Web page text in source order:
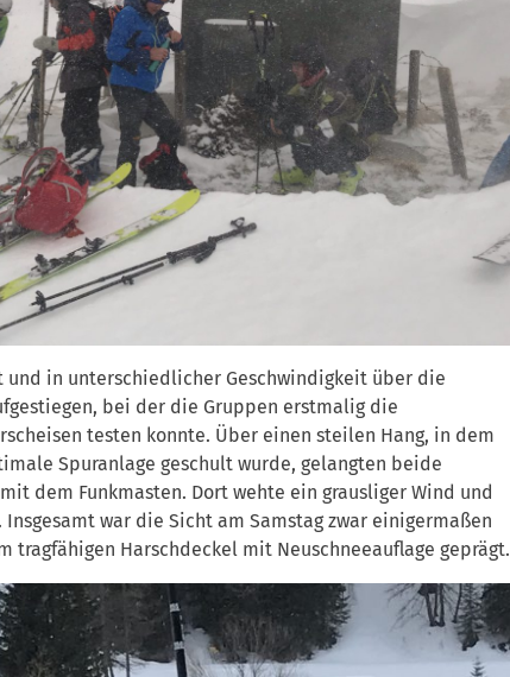
und in unterschiedlicher Geschwindigkeit über die
bei der die Gruppen erstmalig die
testen konnte. Über einen steilen Hang, in dem
Spuranlage geschult wurde, gelangten beide
dem Funkmasten. Dort wehte ein grausliger Wind und
war die Sicht am Samstag zwar einigermaßen
tragfähigen Harschdeckel mit Neuschneeauflage geprägt.